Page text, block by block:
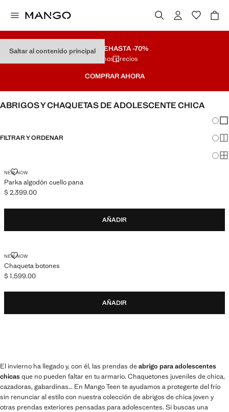
Saltar al contenido principal
REMATEHASTA -70%
Últimos precios
COMPRAR AHORA
ABRIGOS Y CHAQUETAS DE ADOLESCENTE CHICA
FILTRAR Y ORDENAR
NEW NOW
Parka algodón cuello pana
PARKA ALGODÓN CUELLO PANA
Precio actual [$ 2,399.00 ]
$ 2,399.00
AÑADIR
NEW NOW
Chaqueta botones
CHAQUETA BOTONES
Precio actual [$ 1,599.00 ]
$ 1,599.00
AÑADIR
El invierno ha llegado y, con él, las prendas deabrigo para adolescentes
chicasque no pueden faltar en tu armario. Chaquetones juveniles de chica,
cazadoras, gabardinas… En Mango Teen te ayudamos a protegerte del frío
sin renunciar al estilo con nuestra colección de abrigos de chica joven y
otras prendas exteriores pensadas para adolescentes. Si buscas una